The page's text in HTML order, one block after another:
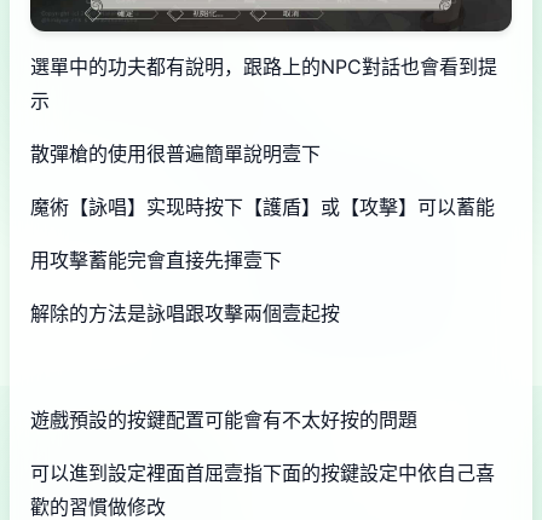
選單中的功夫都有說明，跟路上的NPC對話也會看到提
示
散彈槍的使用很普遍簡單說明壹下
魔術【詠唱】实现時按下【護盾】或【攻擊】可以蓄能
用攻擊蓄能完會直接先揮壹下
解除的方法是詠唱跟攻擊兩個壹起按
遊戲預設的按鍵配置可能會有不太好按的問題
可以進到設定裡面首屈壹指下面的按鍵設定中依自己喜
歡的習慣做修改